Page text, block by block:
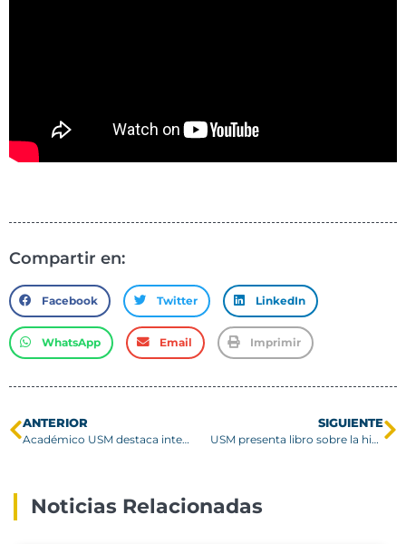
Compartir en:
Facebook Twitter LinkedIn
WhatsApp Email Imprimir
ANTERIOR
Académico USM destaca integración de la bicicleta a Metro de Santiago
SIGUIENTE
USM presenta libro sobre la historia fundacional de Rapa Nui
Noticias Relacionadas